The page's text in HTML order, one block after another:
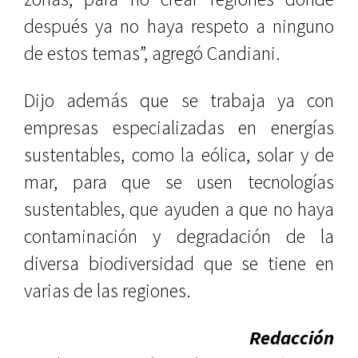
después ya no haya respeto a ninguno
de estos temas”, agregó Candiani.
Dijo además que se trabaja ya con
empresas especializadas en energías
sustentables, como la eólica, solar y de
mar, para que se usen tecnologías
sustentables, que ayuden a que no haya
contaminación y degradación de la
diversa biodiversidad que se tiene en
varias de las regiones.
Redacción